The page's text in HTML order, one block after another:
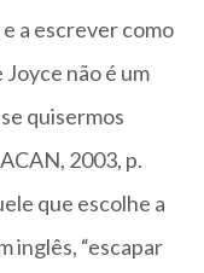
a escrever como
não é um
quisermos
2003, p.
que escolhe a
inglês, “escapar